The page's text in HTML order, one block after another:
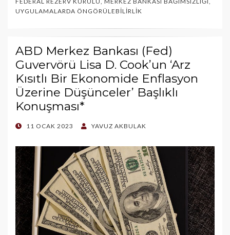
UYGULAMALARDA ÖNGÖRÜLEBILIRLIK
ABD Merkez Bankası (Fed)
Guvervörü Lisa D. Cook’un ‘Arz
Kısıtlı Bir Ekonomide Enflasyon
Üzerine Düşünceler’ Başlıklı
Konuşması*
POSTED
11 OCAK 2023 YAVUZ AKBULAK